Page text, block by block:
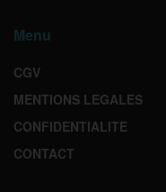
Menu
CGV
MENTIONS LEGALES
CONFIDENTIALITE
CONTACT